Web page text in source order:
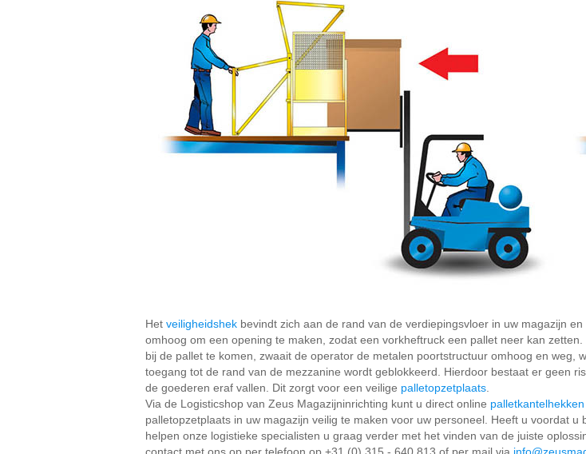
Het veiligheidshek bevindt zich aan de rand van de verdiepingsvloer in uw magazijn
omhoog om een opening te maken, zodat een vorkheftruck een pallet neer kan
bij de pallet te komen, zwaait de operator de metalen poortstructuur omhoog en weg,
toegang tot de rand van de mezzanine wordt geblokkeerd. Hierdoor bestaat er geen
de goederen eraf vallen. Dit zorgt voor een veilige palletopzetplaats
Via de Logisticshop van Zeus Magazijninrichting kunt u direct online palletkantelhekken
palletopzetplaats in uw magazijn veilig te maken voor uw personeel. Heeft u voordat u
helpen onze logistieke specialisten u graag verder met het vinden van de juiste